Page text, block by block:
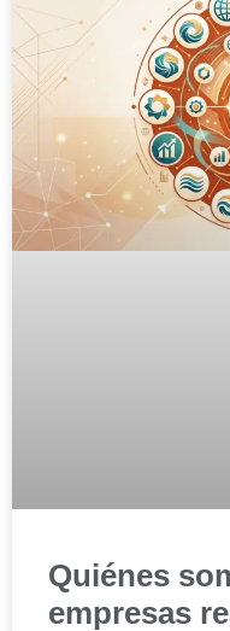
Quiénes
empresas